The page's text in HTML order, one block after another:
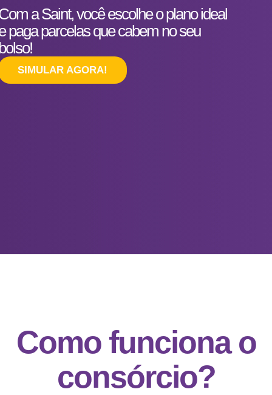
a Saint, você escolhe o plano ideal
paga parcelas que cabem no seu
SIMULAR AGORA!
Como funciona o
consórcio?